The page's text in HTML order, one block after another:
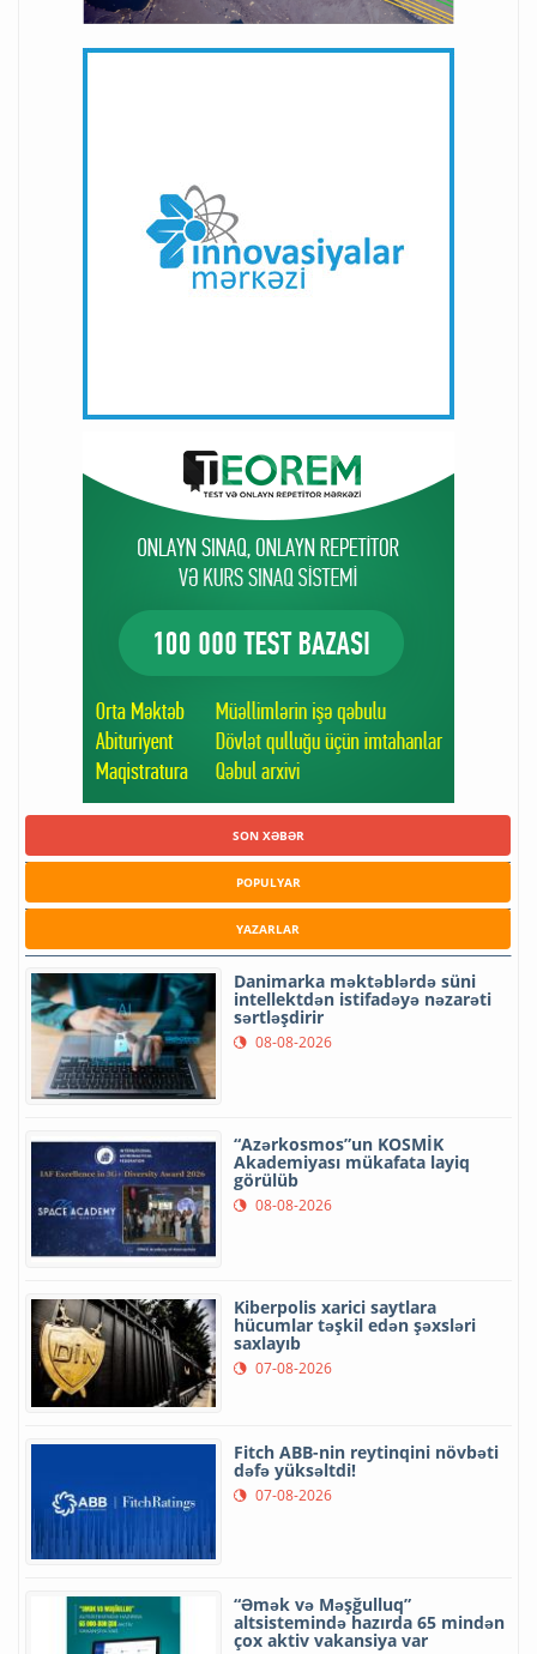
SON XƏBƏR
POPULYAR
YAZARLAR
Danimarka məktəblərdə süni
intellektdən istifadəyə nəzarəti
sərtləşdirir
08-08-2026
“Azərkosmos”un KOSMİK
Akademiyası mükafata layiq
görülüb
08-08-2026
Kiberpolis xarici saytlara
hücumlar təşkil edən şəxsləri
saxlayıb
07-08-2026
Fitch ABB-nin reytinqini növbəti
dəfə yüksəltdi!
07-08-2026
“Əmək və Məşğulluq”
altsistemində hazırda 65 mindən
çox aktiv vakansiya var